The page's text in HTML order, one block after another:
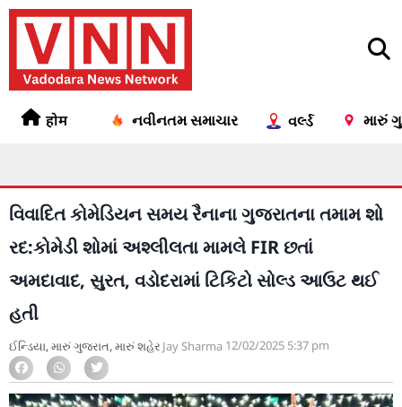
होम નવીનતમ સમાચાર વર્લ્ડ મારું
વિવાદિત કોમેડિયન સમય રૈનાના ગુજરાતના તમામ શો
રદ:કોમેડી શોમાં અશ્લીલતા મામલે FIR છતાં
અમદાવાદ, સુરત, વડોદરામાં ટિકિટો સોલ્ડ આઉટ થઈ
હતી
ઈન્ડિયા,મારું ગુજરાત,મારું શહેર Jay Sharma 12/02/2025 5:37 pm